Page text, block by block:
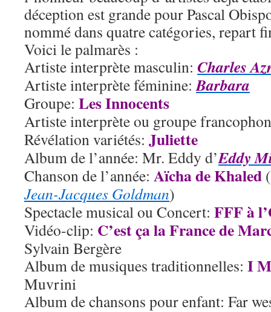
déception est grande pour Pascal
nommé dans quatre catégories, repart
Voici le palmarès :
Artiste interprète masculin: Charles
Artiste interprète féminine:Barbara
Groupe: Les Innocents
Artiste interprète ou groupe
Révélation variétés: Juliette
Album de l’année: Mr. Eddy d’Eddy
Chanson de l’année: Aïcha de Khaled
Jean-Jacques Goldman)
Spectacle musical ou Concert: FFF à
Vidéo-clip: C’est ça la France de
Sylvain Bergère
Album de musiques traditionnelles: I
Muvrini
Album de chansons pour enfant: Far